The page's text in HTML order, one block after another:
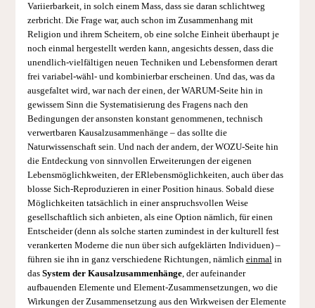
Variierbarkeit, in solch einem Mass, dass sie daran schlichtweg
zerbricht. Die Frage war, auch schon im Zusammenhang mit
Religion und ihrem Scheitern, ob eine solche Einheit überhaupt je
noch einmal hergestellt werden kann, angesichts dessen, dass die
unendlich-vielfältigen neuen Techniken und Lebensformen derart
frei variabel-wähl- und kombinierbar erscheinen. Und das, was da
ausgefaltet wird, war nach der einen, der WARUM-Seite hin in
gewissem Sinn die Systematisierung des Fragens nach den
Bedingungen der ansonsten konstant genommenen, technisch
verwertbaren Kausalzusammenhänge – das sollte die
Naturwissenschaft sein. Und nach der andern, der WOZU-Seite hin
die Entdeckung von sinnvollen Erweiterungen der eigenen
Lebensmöglichkweiten, der ERlebensmöglichkeiten, auch über das
blosse Sich-Reproduzieren in einer Position hinaus. Sobald diese
Möglichkeiten tatsächlich in einer anspruchsvollen Weise
gesellschaftlich sich anbieten, als eine Option nämlich, für einen
Entscheider (denn als solche starten zumindest in der kulturell fest
verankerten Moderne die nun über sich aufgeklärten Individuen) –
führen sie ihn in ganz verschiedene Richtungen, nämlich einmalin
das System der Kausalzusammenhänge, der aufeinander
aufbauenden Elemente und Element-Zusammensetzungen, wo die
Wirkungen der Zusammensetzung aus den Wirkweisen der Elemente